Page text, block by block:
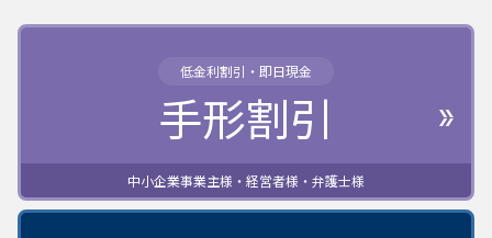
低金利割引・即日現金
手形割引
中小企業事業主様・経営者様・弁護士様